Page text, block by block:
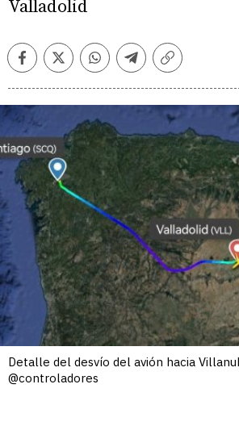
Valladolid
FacebookTwitterWhatsappTelegramCopiar
Detalle del desvío del avión hacia
@controladores